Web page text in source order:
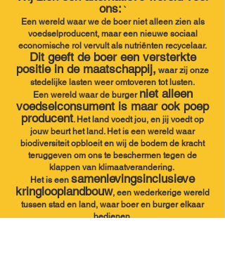
ons: `
Een wereld waar we de boer niet alleen zien als
voedselproducent, maar een nieuwe sociaal
economische rol vervult als nutriënten recycelaar.
Dit geeft de boer een versterkte
positie in de maatschappij, waar zij onze
stedelijke lasten weer omtoveren tot lusten.
Een wereld waar de burger niet alleen
voedselconsument is maar ook poep
producent. Het land voedt jou, en jij voedt op
jouw beurt het land. Het is een wereld waar
biodiversiteit opbloeit en wij de bodem de kracht
teruggeven om ons te beschermen tegen de
klappen van klimaatverandering.
Het is een samenlevingsinclusieve
kringlooplandbouw, een wederkerige wereld
tussen stad en land, waar boer en burger elkaar
bedienen.